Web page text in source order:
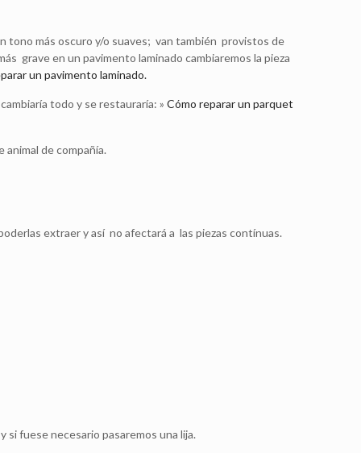
tono más oscuro y/o suaves; van también provistos de
grave en un pavimento laminado cambiaremos la pieza
un pavimento laminado.
todo y se restauraría: »Cómo reparar un parquet
animal de compañía.
extraer y así no afectará a las piezas contínuas.
si fuese necesario pasaremos una lija.